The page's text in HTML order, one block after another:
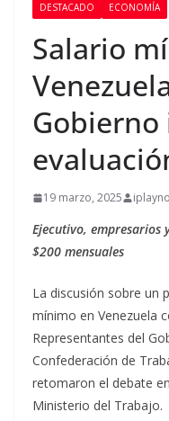
DESTACADO ECONOMÍA
Salario
Gobierno
19 marzo, 2025
Ejecutivo, empresarios
$200 mensuales
La discusión sobre un
mínimo en Venezuela
Representantes del
Confederación de
retomaron el debate
Ministerio del Trabajo.